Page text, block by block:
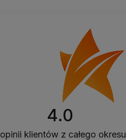
4.0
opinii klientów z całego okresu